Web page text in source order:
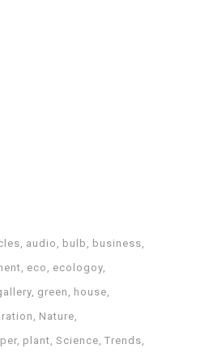
audio bulb
business
eco
ecologoy
green
house
Nature
plant Science Trends